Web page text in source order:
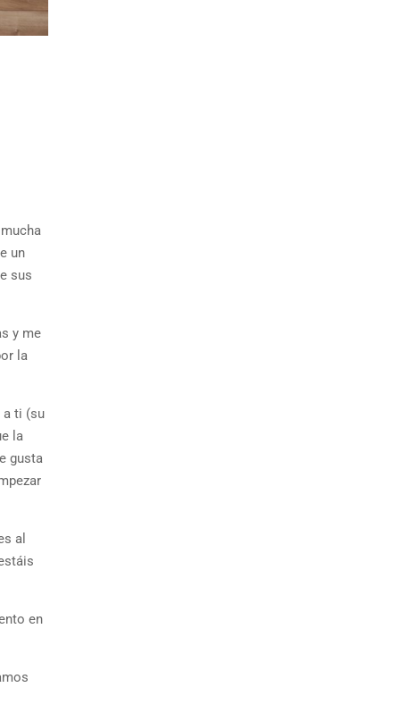
un
sus
y me
la
a ti (su
la
gusta
al
en